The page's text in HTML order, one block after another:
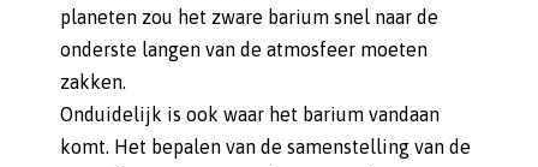
planeten zou het zware barium snel naar de
onderste langen van de atmosfeer moeten
zakken.
Onduidelijk is ook waar het barium vandaan
komt. Het bepalen van de samenstelling van de